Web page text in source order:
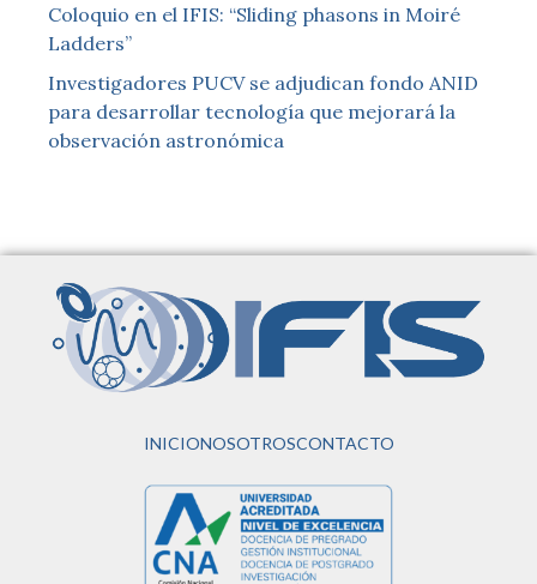
Coloquio en el IFIS: “Sliding phasons in Moiré
Ladders”
Investigadores PUCV se adjudican fondo ANID
para desarrollar tecnología que mejorará la
observación astronómica
INICIONOSOTROSCONTACTO